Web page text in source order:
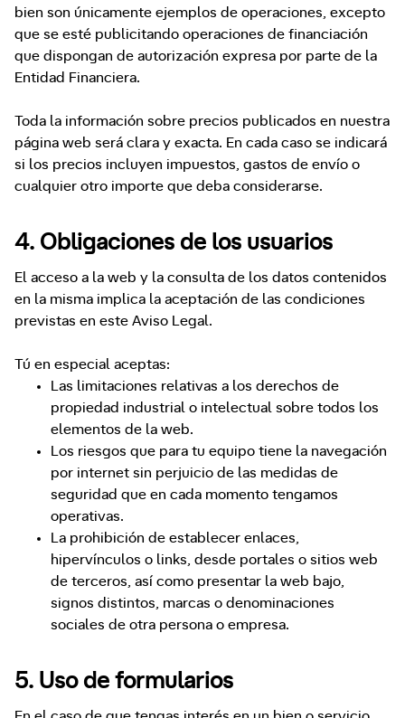
bien son únicamente ejemplos de operaciones, excepto
que se esté publicitando operaciones de financiación
que dispongan de autorización expresa por parte de la
Entidad Financiera.
Toda la información sobre precios publicados en nuestra
página web será clara y exacta. En cada caso se indicará
si los precios incluyen impuestos, gastos de envío o
cualquier otro importe que deba considerarse.
4. Obligaciones de los usuarios
El acceso a la web y la consulta de los datos contenidos
en la misma implica la aceptación de las condiciones
previstas en este Aviso Legal.
Tú en especial aceptas:
Las limitaciones relativas a los derechos de
propiedad industrial o intelectual sobre todos los
elementos de la web.
Los riesgos que para tu equipo tiene la navegación
por internet sin perjuicio de las medidas de
seguridad que en cada momento tengamos
operativas.
La prohibición de establecer enlaces,
hipervínculos o links, desde portales o sitios web
de terceros, así como presentar la web bajo,
signos distintos, marcas o denominaciones
sociales de otra persona o empresa.
5. Uso de formularios